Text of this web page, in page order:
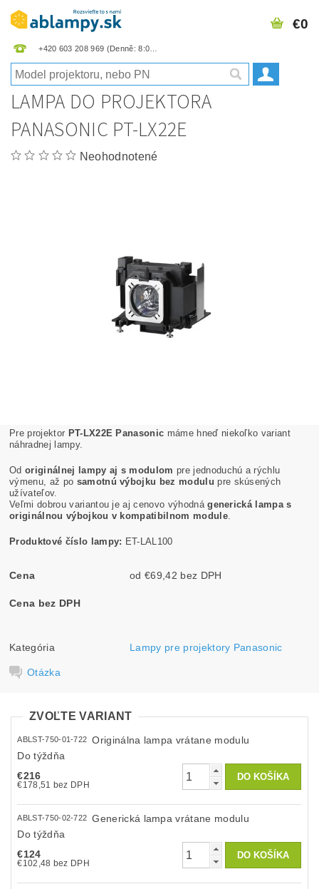
+420 603 208 969
€0
LAMPA DO PROJEKTORA
PANASONIC PT-LX22E
Neohodnotené
Pre projektor PT-LX22E Panasonic máme hneď niekoľko variant
náhradnej lampy.
Odoriginálnej lampy aj s modulom pre jednoduchú a rýchlu
výmenu, až po samotnú výbojku bez modulu pre skúsených
užívateľov.
Veľmi dobrou variantou je aj cenovo výhodnágenerická lampa s
originálnou výbojkou v kompatibilnom module.
Produktové číslo lampy: ET-LAL100
Cena od €69,42 bez DPH
Cena bez DPH
Kategória Lampy pre projektory Panasonic
Otázka
ZVOĽTE VARIANT
ABLST-750-01-722
Originálna lampa vrátane modulu
Do týždňa
€216
€178,51 bez DPH
ABLST-750-02-722
Generická lampa vrátane modulu
Do týždňa
€124
€102,48 bez DPH